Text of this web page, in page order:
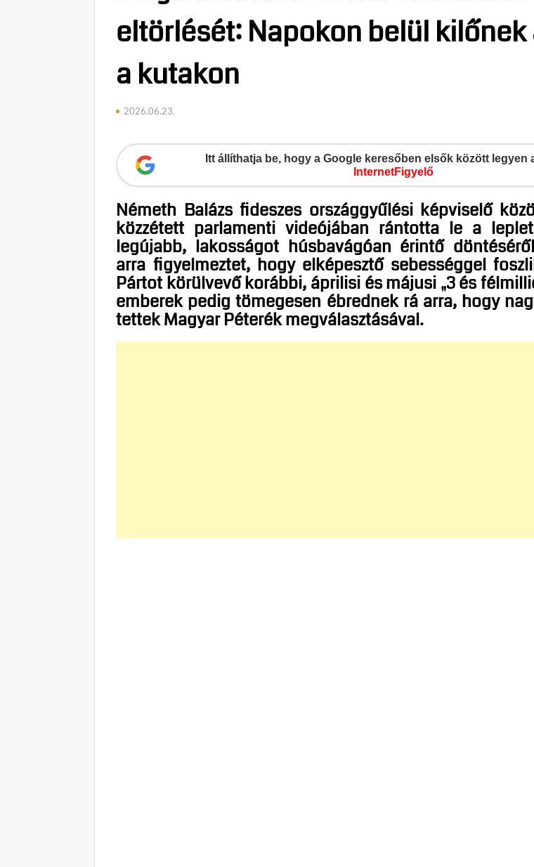
eltörlését: Napokon belül kilőnek
a kutakon
2026.06.23.
Itt állíthatja be, hogy a Google keresőben elsők között legyen
InternetFigyelő
Németh Balázs fideszes országgyűlési képviselő
közzétett parlamenti videójában rántotta le a
legújabb, lakosságot húsbavágóan érintő
arra figyelmeztet, hogy elképesztő sebességgel
Pártot körülvevő korábbi, áprilisi és májusi „3 és
emberek pedig tömegesen ébrednek rá arra, hogy
tettek Magyar Péterék megválasztásával.